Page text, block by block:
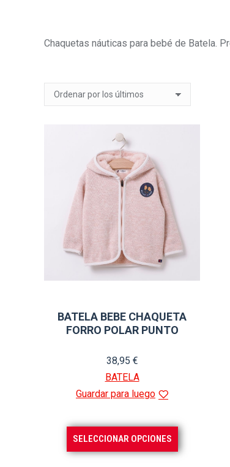
Chaquetas náuticas para bebé de Batela.
BATELA BEBE CHAQUETA
FORRO POLAR PUNTO
38,95 €
BATELA
Guardar para luego
SELECCIONAR OPCIONES
producto